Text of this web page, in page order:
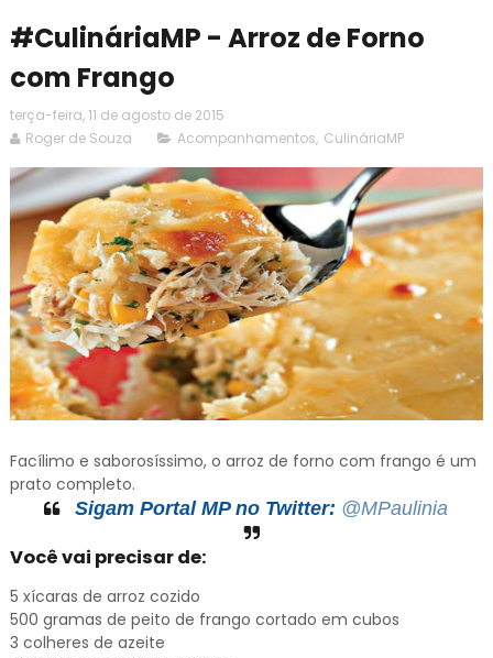
#CulináriaMP - Arroz de Forno
com Frango
terça-feira, 11 de agosto de 2015
Roger de Souza
Acompanhamentos, CulináriaMP
Facílimo e saborosíssimo, o arroz de forno com frango é um
prato completo.
Sigam Portal MP no Twitter: @MPaulinia
Você vai precisar de:
5 xícaras de arroz cozido
500 gramas de peito de frango cortado em cubos
3 colheres de azeite